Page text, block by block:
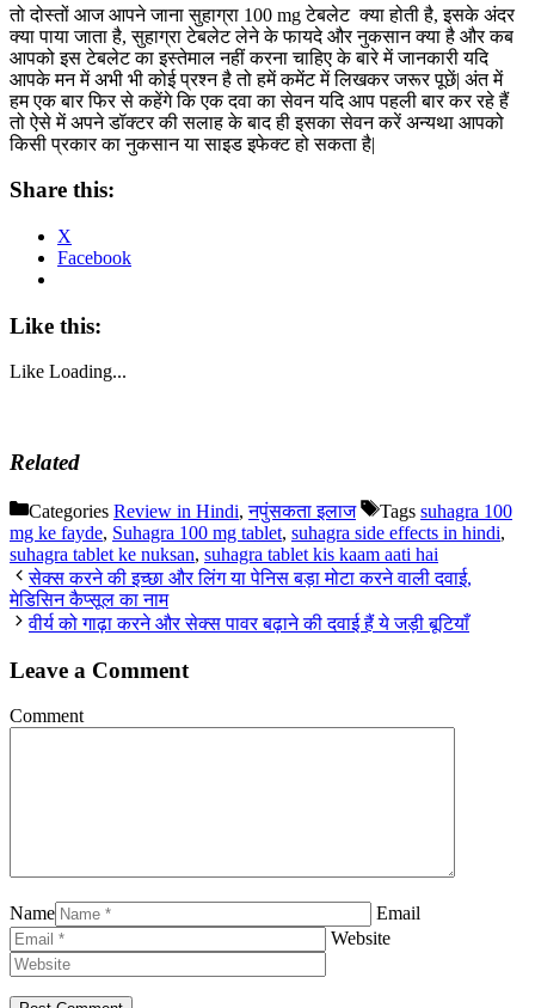
तो दोस्तों आज आपने जाना सुहाग्रा 100 mg टेबलेट क्या होती है, इसके अंदर
क्या पाया जाता है, सुहाग्रा टेबलेट लेने के फायदे और नुकसान क्या है और कब
आपको इस टेबलेट का इस्तेमाल नहीं करना चाहिए के बारे में जानकारी यदि
आपके मन में अभी भी कोई प्रश्न है तो हमें कमेंट में लिखकर जरूर पूछें| अंत में
हम एक बार फिर से कहेंगे कि एक दवा का सेवन यदि आप पहली बार कर रहे हैं
तो ऐसे में अपने डॉक्टर की सलाह के बाद ही इसका सेवन करें अन्यथा आपको
किसी प्रकार का नुकसान या साइड इफेक्ट हो सकता है|
Share this:
X
Facebook
Like this:
Like Loading...
Related
Categories Review in Hindi,नपुंसकता इलाज Tags suhagra 100
mg ke fayde, Suhagra 100 mg tablet, suhagra side effects in hindi,
suhagra tablet ke nuksan, suhagra tablet kis kaam aati hai
सेक्स करने की इच्छा और लिंग या पेनिस बड़ा मोटा करने वाली दवाई,
मेडिसिन कैप्सूल का नाम
वीर्य को गाढ़ा करने और सेक्स पावर बढ़ाने की दवाई हैं ये जड़ी बूटियाँ
Leave a Comment
Comment
Name
Email
Website